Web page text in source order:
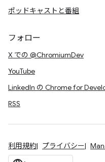
ポッドキャストと番組
フォロー
X での @ChromiumDev
YouTube
LinkedIn の Chrome for
RSS
利用規約 プライバシー